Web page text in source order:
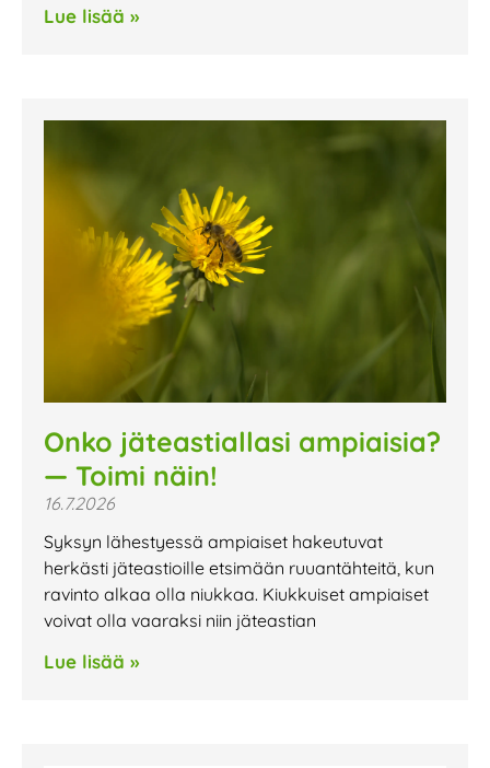
Lue lisää »
Onko jäteastiallasi ampiaisia?
— Toimi näin!
16.7.2026
Syksyn lähestyessä ampiaiset hakeutuvat
herkästi jäteastioille etsimään ruuantähteitä, kun
ravinto alkaa olla niukkaa. Kiukkuiset ampiaiset
voivat olla vaaraksi niin jäteastian
Lue lisää »